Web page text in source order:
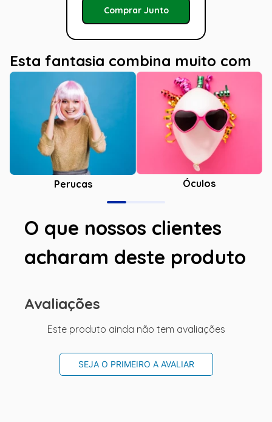
Comprar Junto
Esta fantasia combina muito com
Perucas Óculos
O que nossos clientes
acharam deste produto
Avaliações
Este produto ainda não tem avaliações
SEJA O PRIMEIRO A AVALIAR